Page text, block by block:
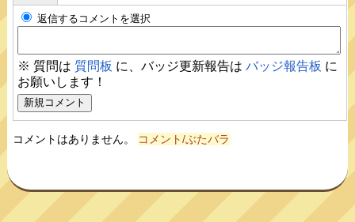
返信するコメントを選択
※ 質問は 質問板 に、バッジ更新報告はバッジ報告板 に
お願いします！
コメントはありません。 コメント/ぶたバラ